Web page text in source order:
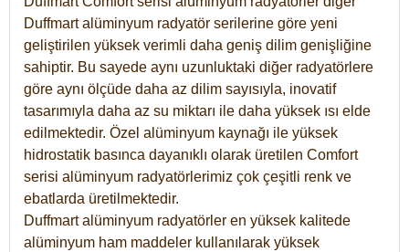
Duffmart alüminyum radyatör serilerine göre yeni
geliştirilen yüksek verimli daha geniş dilim genişliğine
sahiptir. Bu sayede aynı uzunluktaki diğer radyatörlere
göre aynı ölçüde daha az dilim sayısıyla, inovatif
tasarımıyla daha az su miktarı ile daha yüksek ısı elde
edilmektedir. Özel alüminyum kaynağı ile yüksek
hidrostatik basınca dayanıklı olarak üretilen Comfort
serisi alüminyum radyatörlerimiz çok çeşitli renk ve
ebatlarda üretilmektedir.
Duffmart alüminyum radyatörler en yüksek kalitede
alüminyum ham maddeler kullanılarak yüksek